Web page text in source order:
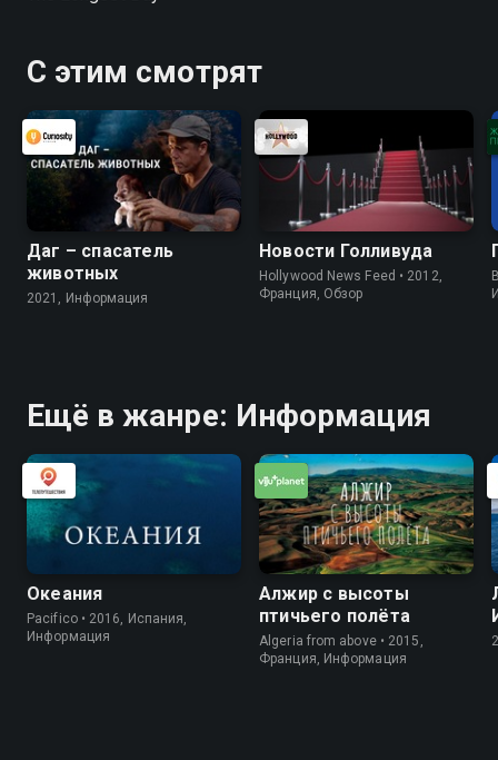
С этим смотрят
Даг – спасатель
животных
2021, Информация
Новости Голливуда
Hollywood News Feed • 2012,
Франция, Обзор
Ещё в жанре: Информация
Океания
Pacifico • 2016, Испания,
Информация
Алжир с высоты
птичьего полёта
Algeria from above • 2015,
Франция, Информация